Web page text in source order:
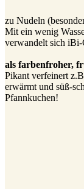
zu Nudeln
Mit ein wenig
verwandelt sich iBi-
als farbenfroher,
Pikant verfeinert
erwärmt und süß-
Pfannkuchen!